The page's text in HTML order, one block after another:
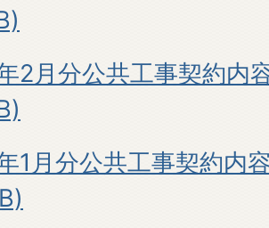
2月分公共工事契約内
1月分公共工事契約内